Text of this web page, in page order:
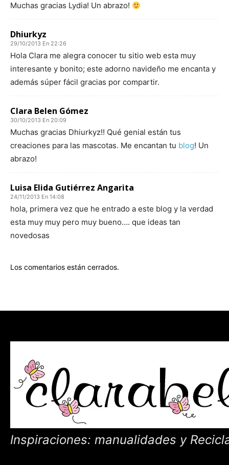
Muchas gracias Lydia! Un abrazo!
Dhiurkyz
29/10/2013 En 22:26
Hola Clara me alegra conocer tu sitio web esta muy
interesante y bonito; este adorno navideño me encanta y
además súper fácil gracias por compartir.
Clara Belen Gómez
30/10/2013 En 20:09
Muchas gracias Dhiurkyz!! Qué genial están tus
creaciones para las mascotas. Me encantan tu blog! Un
abrazo!
Luisa Elida Gutiérrez Angarita
24/11/2013 En 14:08
hola, primera vez que he entrado a este blog y la verdad
esta muy muy pero muy bueno…. que ideas tan
novedosas
Los comentarios están cerrados.
Inspiraciones: manualidades y